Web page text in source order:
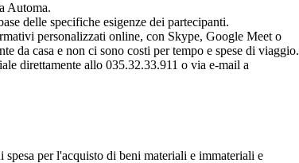
Automa.
delle specifiche esigenze dei partecipanti.
personalizzati online, con Skype, Google Meet o
da casa e non ci sono costi per tempo e spese di viaggio.
direttamente allo 035.32.33.911 o via e-mail a
per l'acquisto di beni materiali e immateriali e